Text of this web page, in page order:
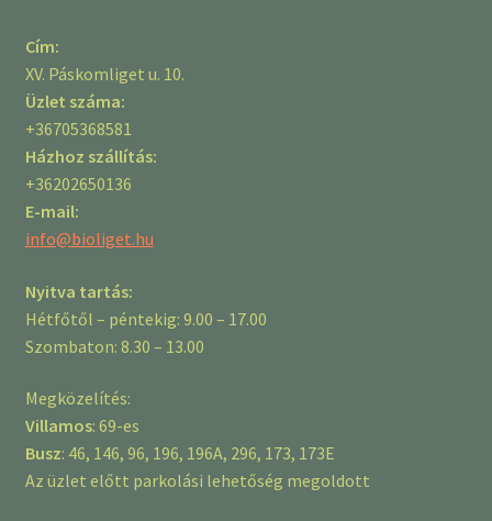
Cím:
XV. Páskomliget u. 10.
Üzlet száma:
+36705368581
Házhoz szállítás:
+36202650136
E-mail:
info@bioliget.hu
Nyitva tartás:
Hétfőtől – péntekig: 9.00 – 17.00
Szombaton: 8.30 – 13.00
Megközelítés:
Villamos: 69-es
Busz: 46, 146, 96, 196, 196A, 296, 173, 173E
Az üzlet előtt parkolási lehetőség megoldott